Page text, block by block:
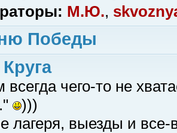
М.Ю.,
Победы
всегда чего-то не
)))
лагеря, выезды и все-